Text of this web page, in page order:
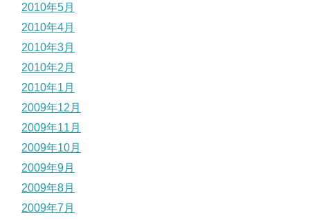
2010年5月
2010年4月
2010年3月
2010年2月
2010年1月
2009年12月
2009年11月
2009年10月
2009年9月
2009年8月
2009年7月